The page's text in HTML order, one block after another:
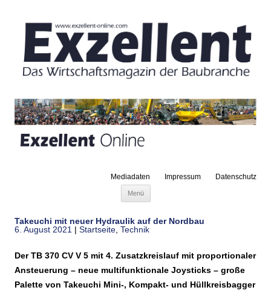
Mediadaten Impressum Datenschutz
Menü
Takeuchi mit neuer Hydraulik auf der Nordbau
6. August 2021 | Startseite Technik
Der TB 370 CV V 5 mit 4. Zusatzkreislauf mit proportionaler
Ansteuerung – neue multifunktionale Joysticks – große
Palette von Takeuchi Mini-, Kompakt- und Hüllkreisbagger